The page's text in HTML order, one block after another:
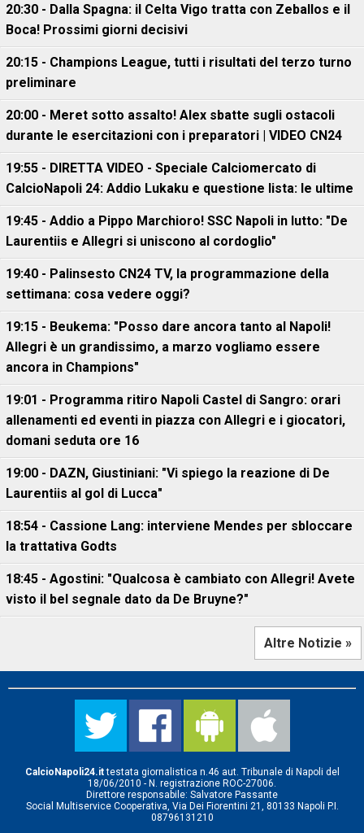
20:30 - Dalla Spagna: il Celta Vigo tratta con Zeballos e il
Boca! Prossimi giorni decisivi
20:15 - Champions League, tutti i risultati del terzo turno
preliminare
20:00 - Meret sotto assalto! Alex sbatte sugli ostacoli
durante le esercitazioni con i preparatori | VIDEO CN24
19:55 - DIRETTA VIDEO - Speciale Calciomercato di
CalcioNapoli 24: Addio Lukaku e questione lista: le ultime
19:45 - Addio a Pippo Marchioro! SSC Napoli in lutto: "De
Laurentiis e Allegri si uniscono al cordoglio"
19:40 - Palinsesto CN24 TV, la programmazione della
settimana: cosa vedere oggi?
19:15 - Beukema: "Posso dare ancora tanto al Napoli!
Allegri è un grandissimo, a marzo vogliamo essere
ancora in Champions"
19:01 - Programma ritiro Napoli Castel di Sangro: orari
allenamenti ed eventi in piazza con Allegri e i giocatori,
domani seduta ore 16
19:00 - DAZN, Giustiniani: "Vi spiego la reazione di De
Laurentiis al gol di Lucca"
18:54 - Cassione Lang: interviene Mendes per sbloccare
la trattativa Godts
18:45 - Agostini: "Qualcosa è cambiato con Allegri! Avete
visto il bel segnale dato da De Bruyne?"
Altre Notizie »
CalcioNapoli24.ittestata giornalistica n.46 aut. Tribunale di Napoli del
18/06/2010 - N. registrazione ROC-27006.
Direttore responsabile: Salvatore Passante
Social Multiservice Cooperativa, Via Dei Fiorentini 21, 80133 Napoli P.I.
08796131210